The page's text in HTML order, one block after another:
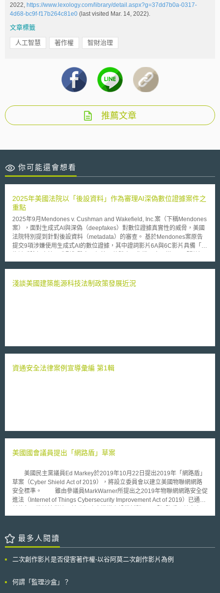
2022, https://www.lexology.com/library/detail.aspx?g=37dd7b0a-0317-
4d68-bc9f-f17b264c81e0 (last visited Mar. 14, 2022).
文章標籤
人工智慧 著作權 智財治理
推薦文章
你可能還會想看
2025年美國法院以「後設資料」作為審理AI深偽數位證據案件之
重點
2025年9月Mendones v. Cushman and Wakefield, Inc.案（下稱Mendones
案），面對生成式AI與深偽（deepfakes）對數位證據真實性的威脅，美國
法院特別提到針對後設資料（metadata）的審查。 基於Mendones案原告
提交9項涉嫌使用生成式AI的數位證據，其中證詞影片6A與6C影片具備「人
容循環撥放」等AI深偽影片之典型特徵，法院懷疑原告舉證的數位證據為AI
式、創建/修改日期、文件類型、拍攝影片的快門速度等客觀資訊。 法院表
術上的矛盾。 法院認為，本案生成式AI影片已超越提交虛假引文（Fictitious
段。 面對AI時代下數位證據的挑戰，我國司法院、法務部、臺灣高等檢察
署、內政部警政署及法務部調查局共同推動之「司法聯盟鏈共同驗證平
台」，以「b-JADE證明標章」結合區塊鏈技術。「b-JADE證明標章」確保
鏈下管理數位資料原檔的機制，以及鏈上的「存證資料」包含「與數位原檔
法聯盟鏈進行證據「驗真」程序，將有助於強化數位信任。 本文為資策會
科法所創智中心完成之著作，非經同意或授權，不得為轉載、公開播送、公
開傳輸、改作或重製等利用行為。 本文同步刊登於TIPS網站
（https://www.tips.org.tw）
淺談美國建築能源科技法制政策發展近況
資通安全法律案例宣導彙編 第1輯
美國國會議員提出「網路盾」草案
美國民主黨議員Ed Markey於2019年10月22日提出2019年「網路盾」
草案（Cyber Shield Act of 2019），將設立委員會以建立美國物聯網網路
安全標準。 雖由參議員MarkWarner所提出之2019年物聯網網路安全促
進法（Internet of Things Cybersecurity Improvement Act of 2019）已通過
的則係設立委員會並建立美國物聯網設備認證標章。依據該草案第3條，於
該委員會之任務為擬定並建立美國網路盾標章。 另依據該草案第4條，
物聯網產品之自願性認證程序與認證標章，內容必須符合特定產業之網路安
個等級，以表彰其符合產業所需求之網路安全與資料安全等級。而針對標章
程序，以確保其充分符合產業需求與利益。美國國務卿與各聯邦主管機關亦
最多人閱讀
二次創作影片是否侵害著作權-以谷阿莫二次創作影片為例
何謂「監理沙盒」？